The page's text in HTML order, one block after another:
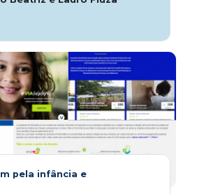
pela infância e